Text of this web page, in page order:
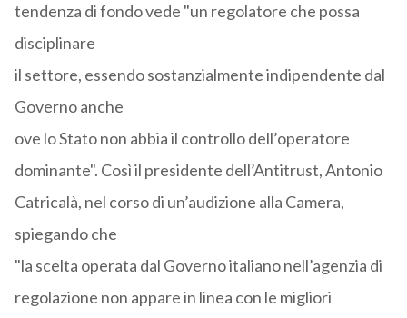
tendenza di fondo vede "un regolatore che possa
disciplinare
il settore, essendo sostanzialmente indipendente dal
Governo anche
ove lo Stato non abbia il controllo dell’operatore
dominante". Così il presidente dell’Antitrust, Antonio
Catricalà, nel corso di un’audizione alla Camera,
spiegando che
"la scelta operata dal Governo italiano nell’agenzia di
regolazione non appare in linea con le migliori